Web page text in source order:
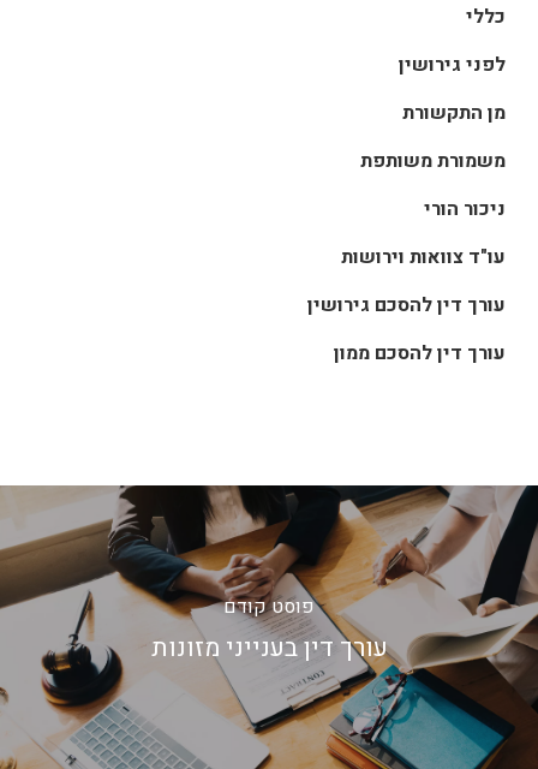
כללי
לפני גירושין
מן התקשורת
משמורת משותפת
ניכור הורי
עו"ד צוואות וירושות
עורך דין להסכם גירושין
עורך דין להסכם ממון
פוסט קודם
עורך דין בענייני מזונות